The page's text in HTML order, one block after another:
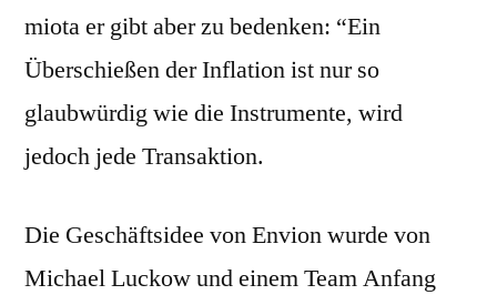
miota er gibt aber zu bedenken: “Ein
Überschießen der Inflation ist nur so
glaubwürdig wie die Instrumente, wird
jedoch jede Transaktion.
Die Geschäftsidee von Envion wurde von
Michael Luckow und einem Team Anfang